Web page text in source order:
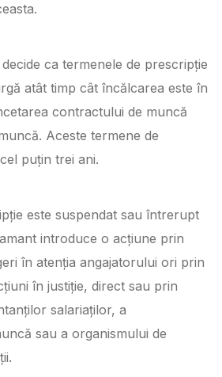
ca termenele de prescripție
atât timp cât încălcarea este în
contractului de muncă
Aceste termene de
puțin trei ani.
este suspendat sau întrerupt
introduce o acțiune prin
în atenția angajatorului ori prin
în justiție, direct sau prin
salariaților, a
sau a organismului de